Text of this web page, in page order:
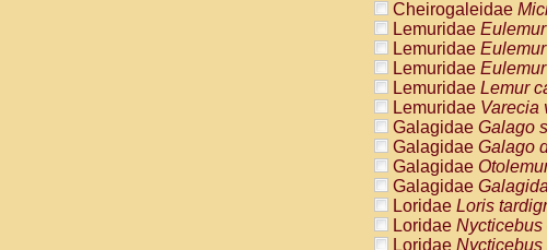
CebidaeSaimiri
CebidaeSaimiri
AtelidaeAlouatta
AtelidaeAlouatta
AtelidaeAlouatta
AtelidaeAlouatta
AtelidaeAteles
AtelidaeAteles
AtelidaeAteles
AtelidaeAtelesspp.
Atelidae Lagothrix
AtelidaeLagothrix
Pitheciidae
Cheirogaleidae
Lemuridae
Lemuridae
Lemuridae
Lemuridae Lemur
Lemuridae Varecia
Galagidae Galago
Galagidae Galago
Galagidae
Galagidae
Loridae Loris
Loridae Nycticebus
Loridae Nycticebus